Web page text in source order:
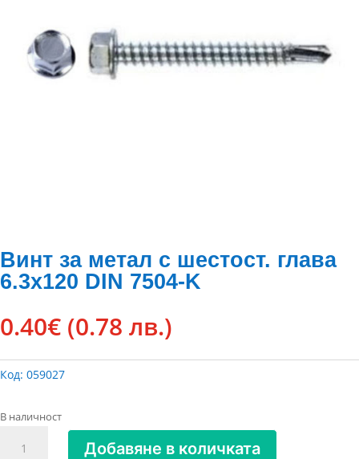
Винт за метал с шестост. глава
6.3х120 DIN 7504-K
0.40€ (0.78 лв.)
Код: 059027
В наличност
Добавяне в количката